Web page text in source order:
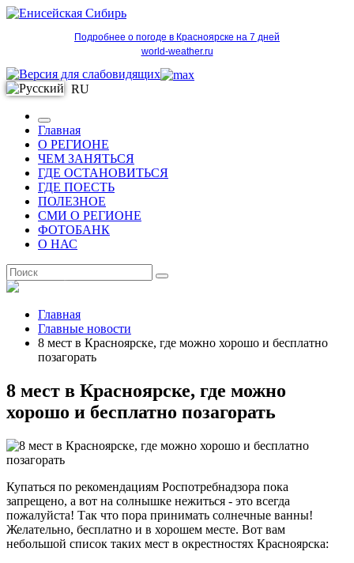
Подробнее о погоде в Красноярске на 7 дней
world-weather.ru
RU
Главная
О РЕГИОНЕ
ЧЕМ ЗАНЯТЬСЯ
ГДЕ ОСТАНОВИТЬСЯ
ГДЕ ПОЕСТЬ
ПОЛЕЗНОЕ
СМИ О РЕГИОНЕ
ФОТОБАНК
О НАС
Главная
Главные новости
8 мест в Красноярске, где можно хорошо и бесплатно
позагорать
8 мест в Красноярске, где можно
хорошо и бесплатно позагорать
Купаться по рекомендациям Роспотребнадзора пока
запрещено, а вот на солнышке нежиться - это всегда
пожалуйста! Так что пора принимать солнечные ванны!
Желательно, бесплатно и в хорошем месте. Вот вам
небольшой список таких мест в окрестностях Красноярска: